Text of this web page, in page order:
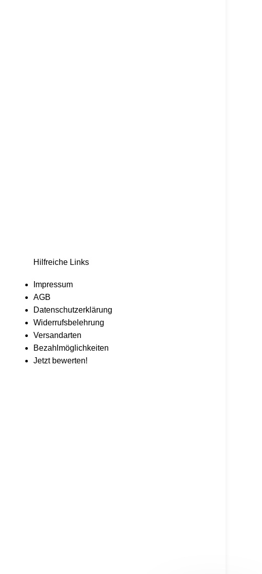
Hilfreiche Links
Impressum
AGB
Datenschutzerklärung
Widerrufsbelehrung
Versandarten
Bezahlmöglichkeiten
Jetzt bewerten!